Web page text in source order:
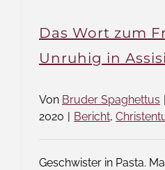
Das Wort zum
Unruhig in Assisi
Von Bruder Spaghettus |
2020 | Bericht,
Geschwister in Pasta.